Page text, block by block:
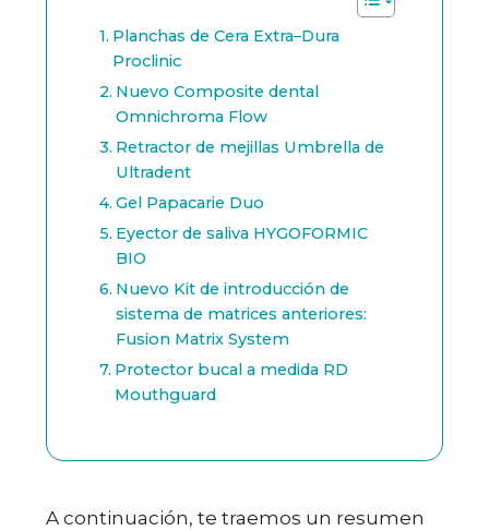
Planchas de Cera Extra–Dura
Proclinic
Nuevo Composite dental
Omnichroma Flow
Retractor de mejillas Umbrella de
Ultradent
Gel Papacarie Duo
Eyector de saliva HYGOFORMIC
BIO
Nuevo Kit de introducción de
sistema de matrices anteriores:
Fusion Matrix System
Protector bucal a medida RD
Mouthguard
A continuación, te traemos un resumen